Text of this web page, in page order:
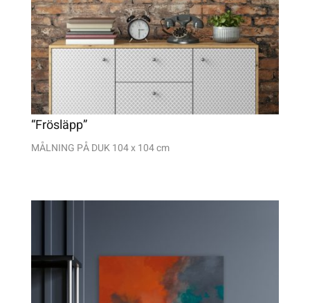
“Frösläpp”
MÅLNING PÅ DUK 104 x 104 cm